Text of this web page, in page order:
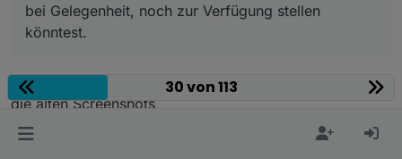
bei Gelegenheit, noch zur Verfügung stellen
könntest.
dazu müsste ich sie erst mal finden, oder wenigstens
die alten Screenshots
kein Support per PN! - Fragen im Forum stellen -
Benutzt das Voting
30 von 113